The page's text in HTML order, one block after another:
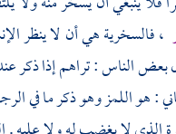
، فالسخرية هي أن لا ينظر
بعض الناس : تراهم إذا ذكر
: هو اللمز وهو ذكر ما في